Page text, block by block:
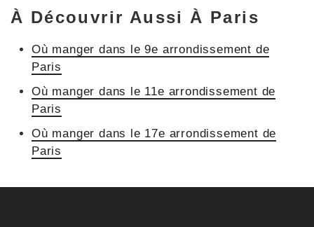
À Découvrir Aussi À Paris
Où manger dans le 9e arrondissement de
Paris
Où manger dans le 11e arrondissement de
Paris
Où manger dans le 17e arrondissement de
Paris